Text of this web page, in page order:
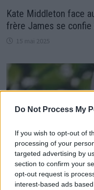
Do Not Process My
If you wish to opt-out of
processing of your
targeted advertising by
section to confirm your
opt-out request is
interest-based ads
Kate Middleton face
frère James se
15 mai 2025